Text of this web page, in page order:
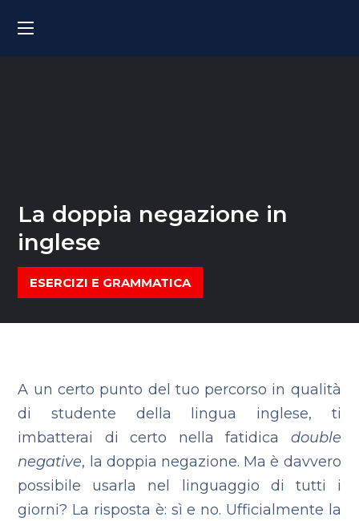
La doppia negazione in
inglese
ESERCIZI E GRAMMATICA
A un certo punto del tuo percorso in qualità
di studente della lingua inglese, ti
imbatterai di certo nella fatidica
double
negative, la doppia negazione. Ma è davvero
possibile usarla nel linguaggio di tutti i
giorni? La risposta è: sì e no. Ufficialmente la